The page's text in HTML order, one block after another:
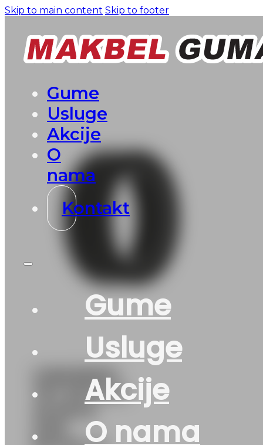
Skip to main content Skip to footer
Gume
Usluge
Akcije
O
nama
Kontakt
Gume
Usluge
Akcije
O nama
G165/65R14
79T SETULA